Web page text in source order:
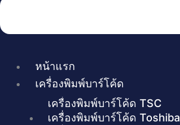
หน้าแรก
เครื่องพิมพ์บาร์โค้ด
เครื่องพิมพ์บาร์โค้ด TSC
เครื่องพิมพ์บาร์โค้ด Toshiba